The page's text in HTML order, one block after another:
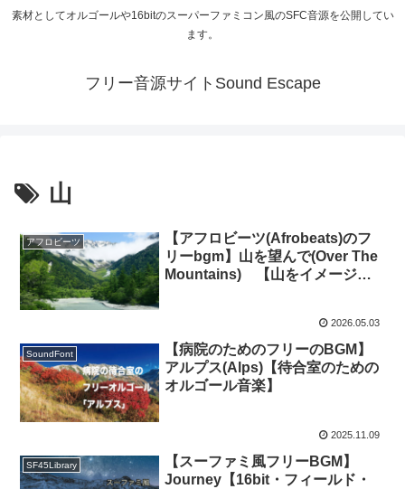
素材としてオルゴールや16bitのスーパーファミコン風のSFC音源を公開してい
ます。
フリー音源サイトSound Escape
山
アフロビーツ
【アフロビーツ(Afrobeats)のフ
リーbgm】山を望んで(Over The
Mountains) 【山をイメージし
2026.05.03
SoundFont
【病院のためのフリーのBGM】
アルプス(Alps)【待合室のための
オルゴール音楽】
2025.11.09
SF45Library
【スーファミ風フリーBGM】
Journey【16bit・フィールド・